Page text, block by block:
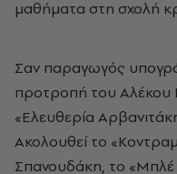
μαθήματα στη σχολή
Σαν παραγωγός
προτροπή του Αλέκου
«Ελευθερία
Ακολουθεί το
Σπανουδάκη, το